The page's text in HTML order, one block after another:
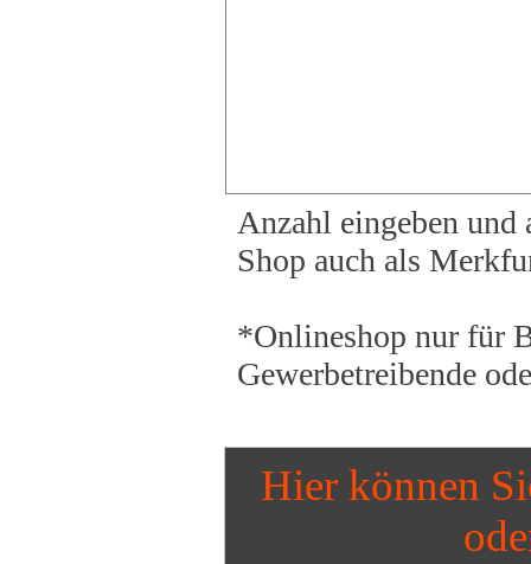
Anzahl eingeben
Shop auch als
*Onlineshop nur für
Gewerbetreibende
Hier können